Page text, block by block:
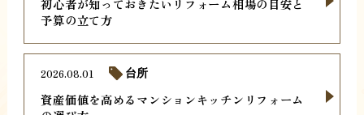
初心者が知っておきたいリフォーム相場の目安と
予算の立て方
資産価値を高めるマンションキッチンリフォーム
2026.08.01 台所